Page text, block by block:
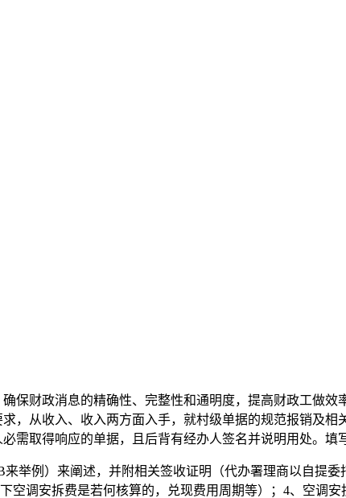
财政消息的精确性、完整性和通明度，提高财政工做效
，从收入、收入两方面入手，就村级单据的规范报销及
需取得响应的单据，且后背有经办人签名并说明用处。填
例）来阐述，并附相关签收证明（代办署理商以自提委
调安拆费是若何核算的，兑现费用周期等）；4、空调